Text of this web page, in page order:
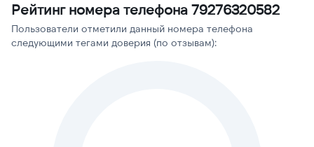
Рейтинг номера телефона 79276320582
Пользователи отметили данный номера телефона
следующими тегами доверия (по отзывам):